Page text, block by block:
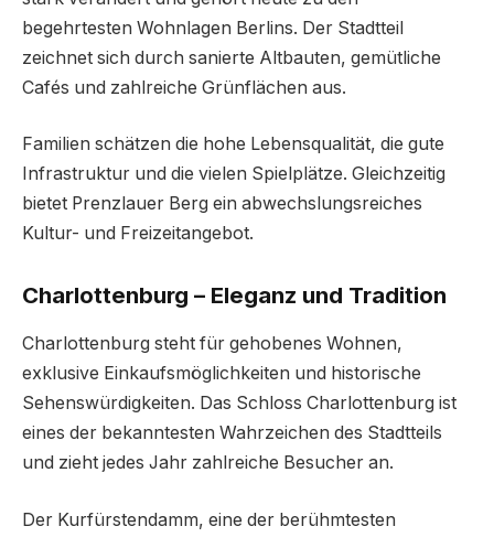
begehrtesten Wohnlagen Berlins. Der Stadtteil
zeichnet sich durch sanierte Altbauten, gemütliche
Cafés und zahlreiche Grünflächen aus.
Familien schätzen die hohe Lebensqualität, die gute
Infrastruktur und die vielen Spielplätze. Gleichzeitig
bietet Prenzlauer Berg ein abwechslungsreiches
Kultur- und Freizeitangebot.
Charlottenburg – Eleganz und Tradition
Charlottenburg steht für gehobenes Wohnen,
exklusive Einkaufsmöglichkeiten und historische
Sehenswürdigkeiten. Das Schloss Charlottenburg ist
eines der bekanntesten Wahrzeichen des Stadtteils
und zieht jedes Jahr zahlreiche Besucher an.
Der Kurfürstendamm, eine der berühmtesten